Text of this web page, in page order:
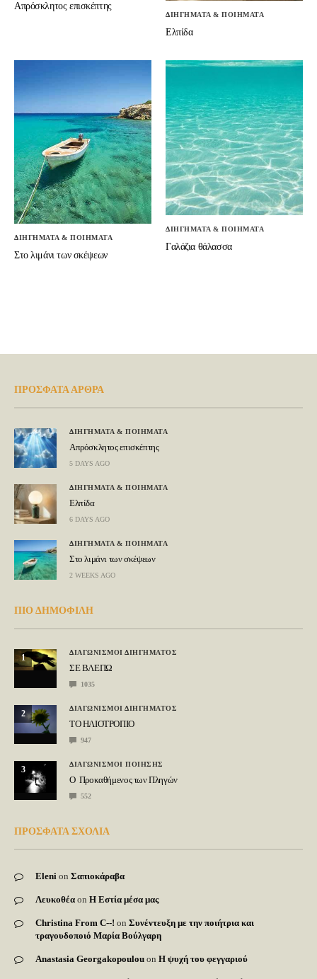
Απρόσκλητος επισκέπτης
ΔΙΗΓΗΜΑΤΑ & ΠΟΙΗΜΑΤΑ
Ελπίδα
ΔΙΗΓΗΜΑΤΑ & ΠΟΙΗΜΑΤΑ
Στο λιμάνι των σκέψεων
ΔΙΗΓΗΜΑΤΑ & ΠΟΙΗΜΑΤΑ
Γαλάζια θάλασσα
ΠΡΟΣΦΑΤΑ ΑΡΘΡΑ
ΔΙΗΓΗΜΑΤΑ & ΠΟΙΗΜΑΤΑ
Απρόσκλητος επισκέπτης
5 DAYS AGO
ΔΙΗΓΗΜΑΤΑ & ΠΟΙΗΜΑΤΑ
Ελπίδα
6 DAYS AGO
ΔΙΗΓΗΜΑΤΑ & ΠΟΙΗΜΑΤΑ
Στο λιμάνι των σκέψεων
2 WEEKS AGO
ΠΙΟ ΔΗΜΟΦΙΛΗ
1
ΔΙΑΓΩΝΙΣΜΟΙ ΔΙΗΓΗΜΑΤΟΣ
ΣΕ ΒΛΕΠΩ
1035
2
ΔΙΑΓΩΝΙΣΜΟΙ ΔΙΗΓΗΜΑΤΟΣ
ΤΟ ΗΛΙΟΤΡΟΠΙΟ
947
3
ΔΙΑΓΩΝΙΣΜΟΙ ΠΟΙΗΣΗΣ
Ο Προκαθήμενος των Πληγών
552
ΠΡΟΣΦΑΤΑ ΣΧΟΛΙΑ
Eleni on Σαπιοκάραβα
Λευκοθέα on Η Εστία μέσα μας
Christina From C--! on Συνέντευξη με την ποιήτρια και
τραγουδοποιό Μαρία Βούλγαρη
Anastasia Georgakopoulou on Η ψυχή του φεγγαριού